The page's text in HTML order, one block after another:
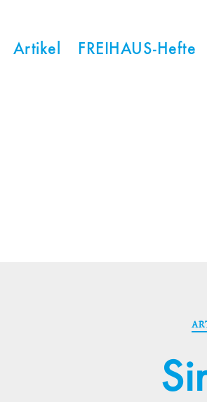
Artikel FREIHAUS-Hefte